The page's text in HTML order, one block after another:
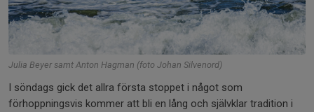
Julia Beyer samt Anton Hagman (foto Johan Silvenord)
I söndags gick det allra första stoppet i något som
förhoppningsvis kommer att bli en lång och självklar tradition i